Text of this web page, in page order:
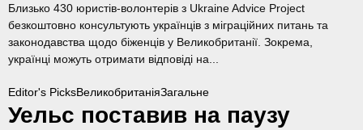
z
z
A
i
м
о
Близько 430 юристів-волонтерів з Ukraine Advice Project
безкоштовно консультують українців з міграційних питань та
законодавства щодо біженців у Великобританії. Зокрема,
українці можуть отримати відповіді на...
Editor's PicksВеликобританіяЗагальне
Уельс поставив на паузу